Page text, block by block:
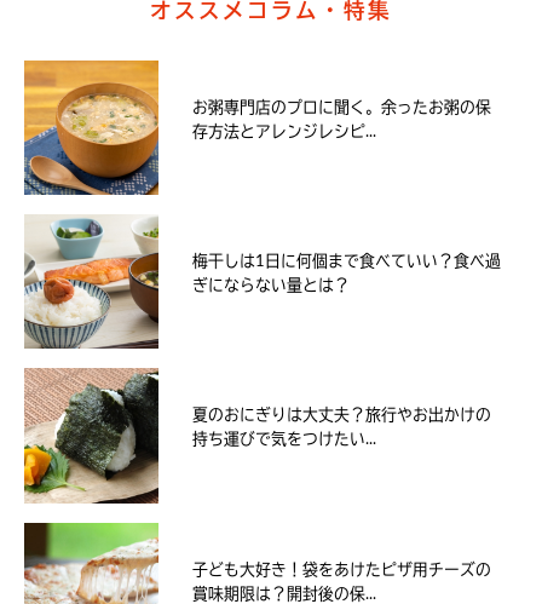
オススメコラム・特集
お粥専門店のプロに聞く。余ったお粥の保
存方法とアレンジレシピ...
梅干しは1日に何個まで食べていい？食べ過
ぎにならない量とは？
夏のおにぎりは大丈夫？旅行やお出かけの
持ち運びで気をつけたい...
子ども大好き！袋をあけたピザ用チーズの
賞味期限は？開封後の保...